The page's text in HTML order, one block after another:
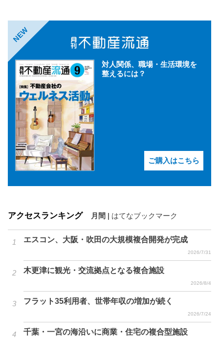
NEW
対人関係、職場・生活環境を
整えるには？
ご購入はこちら
アクセスランキング 月間 はてなブックマーク
エスコン、大阪・吹田の大規模複合開発が完成
2026/7/31
木更津に観光・交流拠点となる複合施設
2026/8/4
フラット35利用者、世帯年収の増加が続く
2026/7/24
千葉・一宮の海沿いに商業・住宅の複合型施設